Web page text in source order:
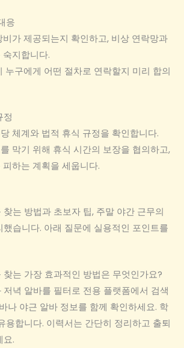
응
비가 제공되는지 확인하고, 비상 연락망과
지합니다.
누구에게 어떤 절차로 연락할지 미리 합의
정
체계와 법적 휴식 규정을 확인합니다.
막기 위해 휴식 시간의 보장을 협의하고,
하는 계획을 세웁니다.
는 방법과 초보자 팁, 주말 야간 근무의
습니다. 아래 질문에 실용적인 포인트를
찾는 가장 효과적인 방법은 무엇인가요?
녁 알바를 필터로 전용 플랫폼에서 검색
나 야근 알바 정보를 함께 확인하세요. 학
용합니다. 이력서는 간단히 정리하고 출퇴
요.